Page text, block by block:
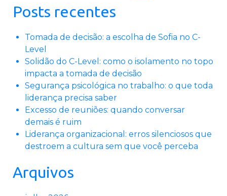
Posts recentes
Tomada de decisão: a escolha de Sofia no C-
Level
Solidão do C-Level: como o isolamento no topo
impacta a tomada de decisão
Segurança psicológica no trabalho: o que toda
liderança precisa saber
Excesso de reuniões: quando conversar
demais é ruim
Liderança organizacional: erros silenciosos que
destroem a cultura sem que você perceba
Arquivos